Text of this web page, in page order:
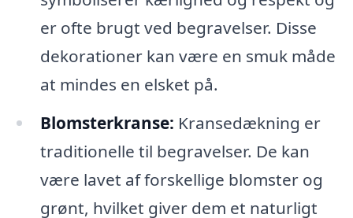
er ofte brugt ved begravelser. Disse
dekorationer kan være en smuk måde
at mindes en elsket på.
Blomsterkranse: Kransedækning er
traditionelle til begravelser. De kan
være lavet af forskellige blomster og
grønt, hvilket giver dem et naturligt